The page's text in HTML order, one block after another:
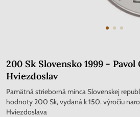
200 Sk Slovensko 1999 - Pavol
Hviezdoslav
Pamätná strieborná minca Slovenskej
hodnoty 200 Sk, vydaná k 150. výročiu
Hviezdoslava